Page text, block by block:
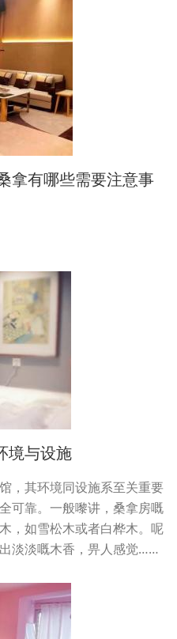
拿有哪些需要注意事
境与设施
，其环境同设施系至关重要
可靠。一般嚟讲，桑拿房嘅
，如雪松木或者白桦木。呢
淡淡嘅木香，畀人感觉……